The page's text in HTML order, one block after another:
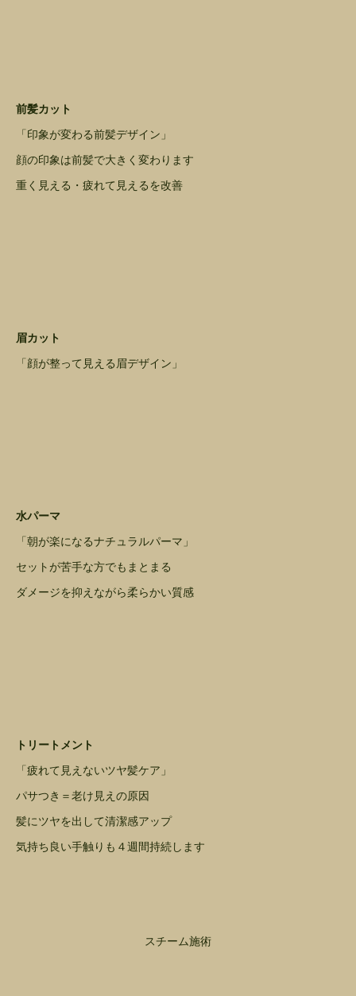
前髪カット
「印象が変わる前髪デザイン」
顔の印象は前髪で大きく変わります
重く見える・疲れて見えるを改善
眉カット
「顔が整って見える眉デザイン」
水パーマ
「朝が楽になるナチュラルパーマ」
セットが苦手な方でもまとまる
ダメージを抑えながら柔らかい質感
トリートメント
「疲れて見えないツヤ髪ケア」
パサつき＝老け見えの原因
髪にツヤを出して清潔感アップ
気持ち良い手触りも４週間持続します
スチーム施術